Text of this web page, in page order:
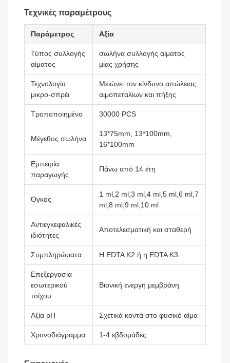
Τεχνικές παραμέτρους
Παράμετρος Αξία
Τύπος συλλογής
αίματος
σωλήνα συλλογής αίματος
μίας χρήσης
Τεχνολογία
μικρο-σπρέι
Μειώνει τον κίνδυνο απώλειας
αιμοπεταλίων και πήξης
Τροποποιημένο 30000 PCS
Μέγεθος σωλήνα
13*75mm, 13*100mm,
16*100mm
Εμπειρία
παραγωγής
Πάνω από 14 έτη
Όγκος
1 ml,2 ml,3 ml,4 ml,5 ml,6 ml,7
ml,8 ml,9 ml,10 ml
Αντιεγκεφαλικές
ιδιότητες
Αποτελεσματική και σταθερή
Συμπληρώματα Η EDTA K2 ή η EDTA K3
Επεξεργασία
εσωτερικού
τοίχου
Βιονική ενεργή μεμβράνη
Αξία pH Σχετικά κοντά στο φυσικό αίμα
Χρονοδιάγραμμα 1-4 εβδομάδες